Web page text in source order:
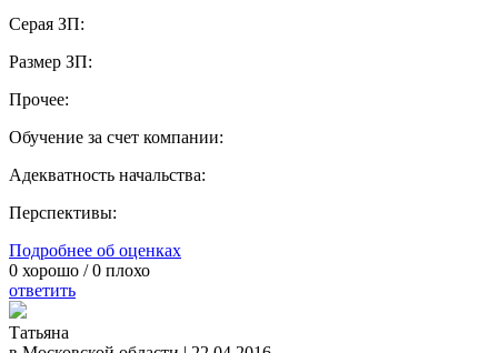
Серая ЗП:
Размер ЗП:
Прочее:
Обучение за счет компании:
Адекватность начальства:
Перспективы:
Подробнее об оценках
0 хорошо /0 плохо
ответить
Татьяна